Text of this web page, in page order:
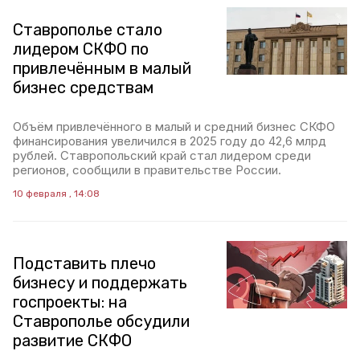
Ставрополье стало
лидером СКФО по
привлечённым в малый
бизнес средствам
Объём привлечённого в малый и средний бизнес СКФО
финансирования увеличился в 2025 году до 42,6 млрд
рублей. Ставропольский край стал лидером среди
регионов, сообщили в правительстве России.
10 февраля , 14:08
Подставить плечо
бизнесу и поддержать
госпроекты: на
Ставрополье обсудили
развитие СКФО